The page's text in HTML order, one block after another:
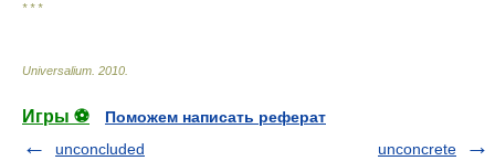
* * *
Universalium 2010
Игры ⚽
Поможем написать реферат
unconcluded
unconcrete